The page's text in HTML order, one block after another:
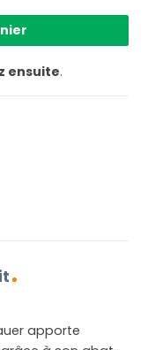
ensuite.
apporte